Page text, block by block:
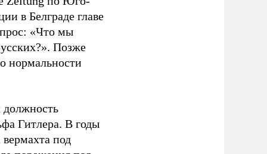
в Белграде главе
«Что мы
Позже
нормальности
Гитлера. В годы
под